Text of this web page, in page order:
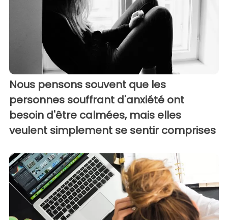
Nous pensons souvent que les
personnes souffrant d'anxiété ont
besoin d'être calmées, mais elles
veulent simplement se sentir comprises